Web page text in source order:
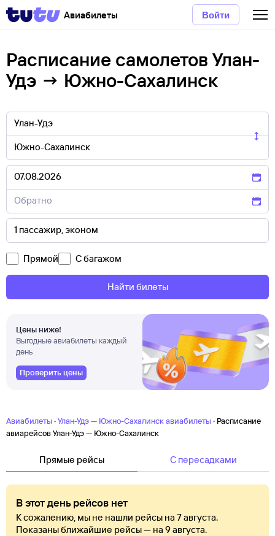
Авиабилеты Войти
Расписание самолетов Улан-
Удэ → Южно-Сахалинск
Прямой С багажом
Найти билеты
Цены ниже!
Выгодные авиабилеты каждый
день
Проверить цены
Авиабилеты ·Улан-Удэ — Южно-Сахалинск авиабилеты · Расписание
авиарейсов Улан-Удэ — Южно-Сахалинск
Прямые рейсы C пересадками
В этот день рейсов нет
К сожалению, мы не нашли рейсы на 7 августа.
Показаны ближайшие рейсы — на 9 августа.